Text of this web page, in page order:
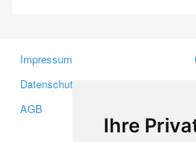
Ihre
Impressum
Datenschutzerklärung
AGB